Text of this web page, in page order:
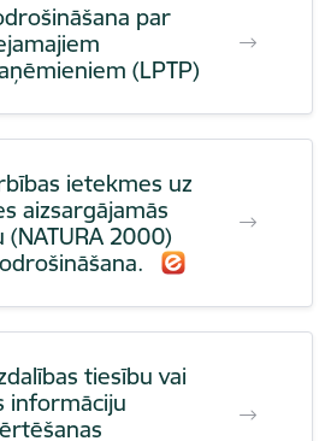
par
(LPTP)
ietekmes uz
aizsargājamās
2000)
tiesību vai
informāciju